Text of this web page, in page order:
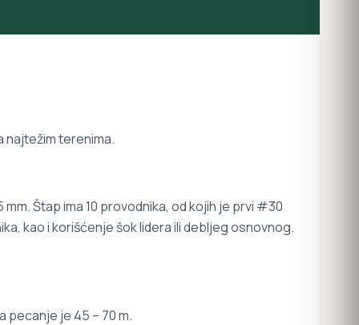
najtežim terenima.
Štap ima 10 provodnika, od kojih je prvi #30
kao i korišćenje šok lidera ili debljeg osnovnog.
pecanje je 45 – 70 m.